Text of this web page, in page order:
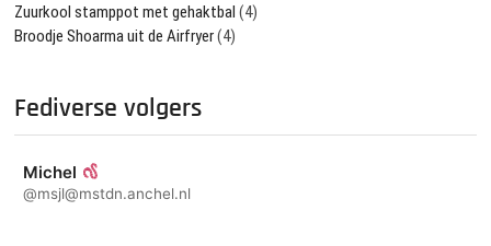
Zuurkool stamppot met gehaktbal (4)
Broodje Shoarma uit de Airfryer(4)
Fediverse volgers
Michel
@msjl@mstdn.anchel.nl